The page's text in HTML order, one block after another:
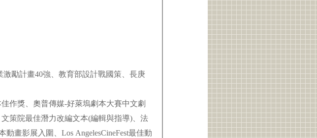
勵計畫40強、教育部設計戰國策、長庚
作獎、奧普傳媒-好萊塢劇本大賽中文劇
策院最佳潛力改編文本(編輯與指導)、法
畫影展入圍、Los AngelesCineFest最佳動